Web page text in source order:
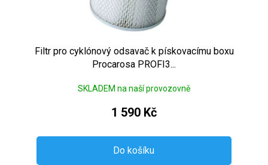
Filtr pro cyklónový odsavač k pískovacímu boxu
Procarosa PROFI3...
SKLADEM na naší provozovně
1 590 Kč
Do košíku